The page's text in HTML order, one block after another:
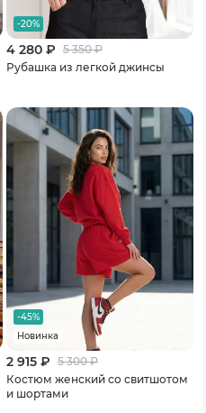
-20%
4 280 ₽ 5 350₽
Рубашка из легкой джинсы
-45%
Новинка
2 915 ₽ 5 300₽
Костюм женский со свитшотом
и шортами